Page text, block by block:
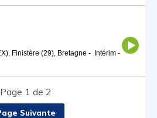
Finistère (29), Bretagne - Intérim -
Page 1 de 2
Suivante